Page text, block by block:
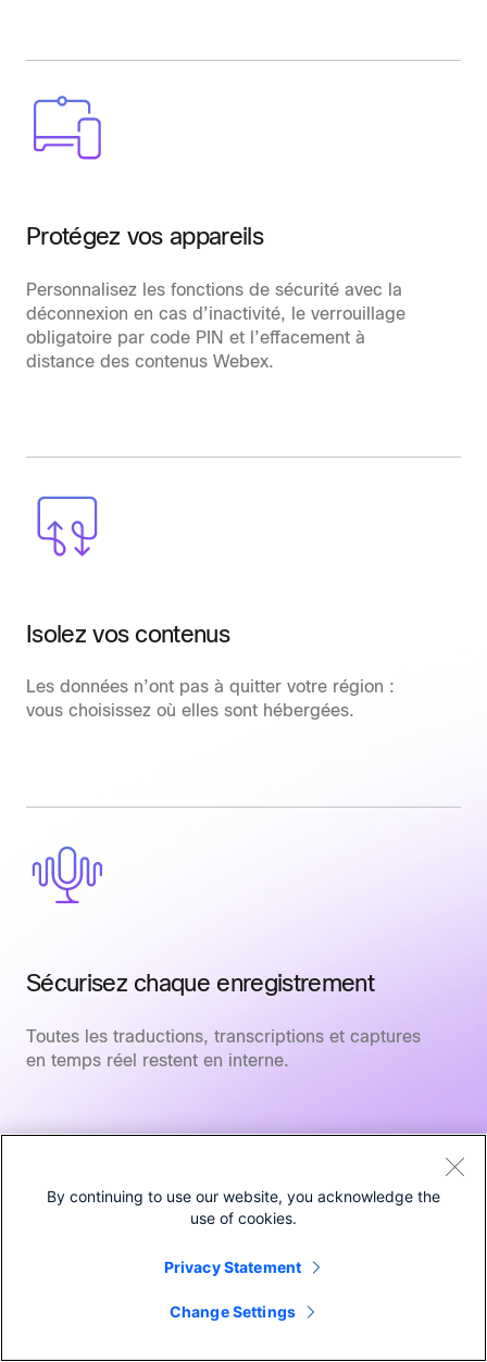
Protégez vos appareils
Personnalisez les fonctions de sécurité avec la
déconnexion en cas d’inactivité, le verrouillage
obligatoire par code PIN et l’effacement à
distance des contenus Webex.
Isolez vos contenus
Les données n’ont pas à quitter votre région :
vous choisissez où elles sont hébergées.
Sécurisez chaque enregistrement
Toutes les traductions, transcriptions et captures
en temps réel restent en interne.
Collaborez avec un
By continuing to use our website, you acknowledge the
use of cookies.
Privacy Statement
Change Settings